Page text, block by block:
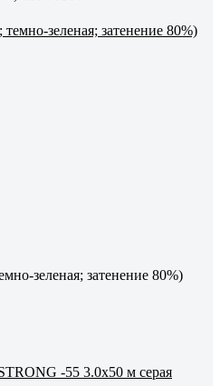
зеленая; затенение 80%)